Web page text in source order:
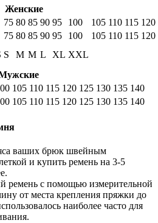
Женские
75 80 85 90 95 100 105 110 115 120
75 80 85 90 95 100 105 110 115 120
S M M L XL XXL
105 110 115 120 125 130 135 140
105 110 115 120 125 130 135 140
ваших брюк швейным
и купить ремень на 3-5
ремень с помощью измерительной
от места крепления пряжки до
наиболее часто для